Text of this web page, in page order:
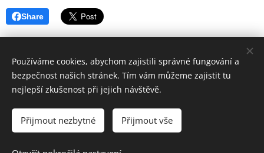
Share
Economservis Pösinger s.ro.
CRM
Zásadyochrany osobníchúdajů
Používáme cookies, abychom zajistili správné fungování a
bezpečnost našich stránek. Tím vám můžeme zajistit tu
nejlepší zkušenost při jejich návštěvě.
Přijmout nezbytné Přijmout vše